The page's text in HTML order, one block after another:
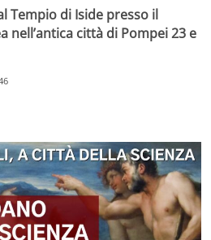
Tempio di Iside presso il
nell’antica città di Pompei 23 e